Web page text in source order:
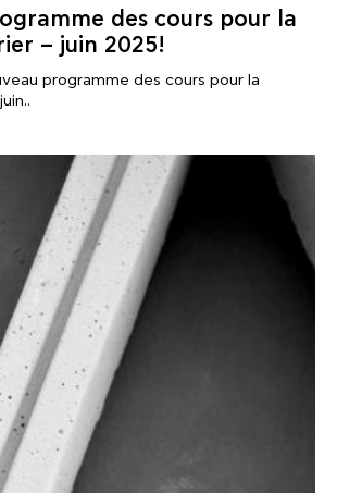
des cours pour la
– juin 2025!
programme des cours pour la